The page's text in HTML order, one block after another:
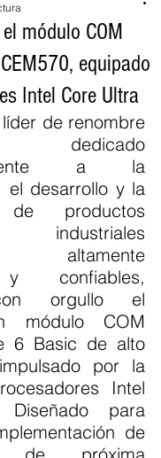
módulo COM
equipado
Intel Core Ultra
de renombre
dedicado
a la
el desarrollo y la
de productos
industriales
altamente
confiables,
orgullo el
módulo COM
6 Basic de alto
por la
Intel
para
de